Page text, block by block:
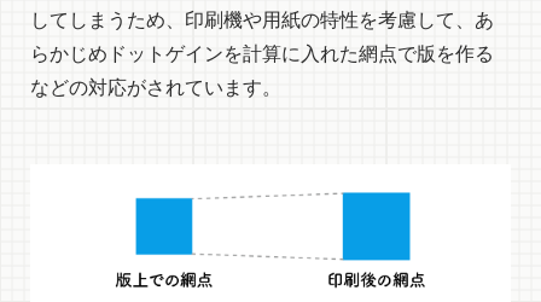
してしまうため、印刷機や用紙の特性を考慮して、あ
らかじめドットゲインを計算に入れた網点で版を作る
などの対応がされています。